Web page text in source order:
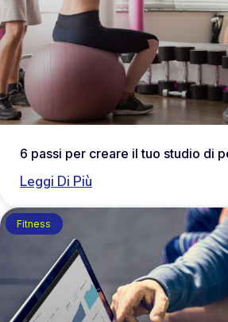
6 passi per creare il tuo studio di
Leggi Di Più
Fitness